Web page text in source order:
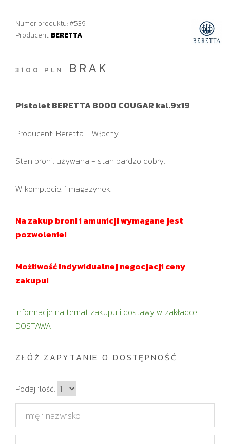
Numer produktu: #539
Producent: BERETTA
3100 PLNBRAK
Pistolet BERETTA 8000 COUGAR kal.9x19
Producent: Beretta - Włochy.
Stan broni: używana - stan bardzo dobry.
W komplecie: 1 magazynek.
Na zakup broni i amunicji wymagane jest
pozwolenie!
Możliwość indywidualnej negocjacji ceny
zakupu!
Informacje na temat zakupu i dostawy w zakładce
DOSTAWA
ZŁÓŻ ZAPYTANIE O DOSTĘPNOŚĆ
I
l
ś
Podaj ilość:
m
i